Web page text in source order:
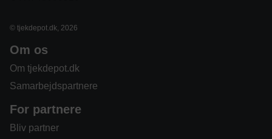
© tjekdepot.dk, 2026
Om os
Om tjekdepot.dk
Samarbejdspartnere
For partnere
Bliv partner